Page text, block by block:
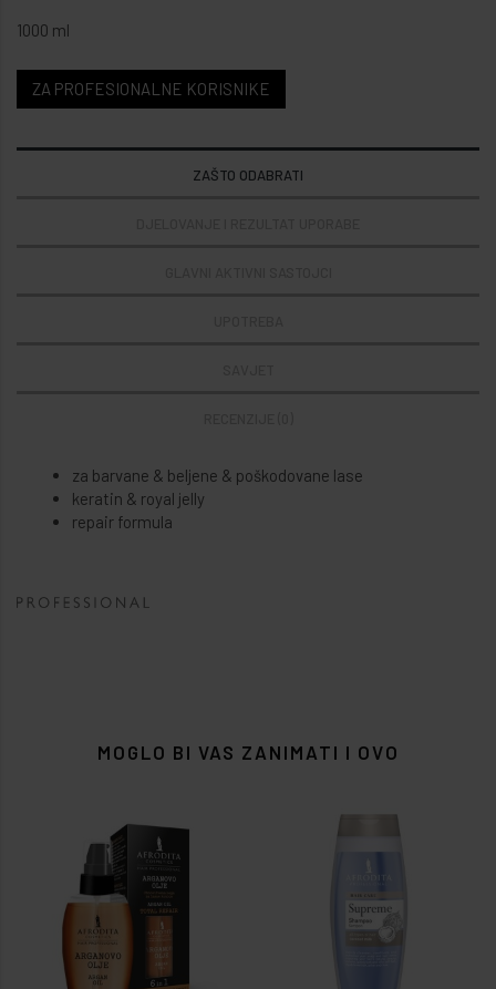
1000 ml
ZA PROFESIONALNE KORISNIKE
ZAŠTO ODABRATI
za barvane & beljene & poškodovane lase
keratin & royal jelly
repair formula
MOGLO BI VAS ZANIMATI I OVO